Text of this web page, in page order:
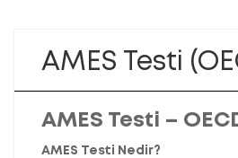
AMES Testi
AMES Testi –
AMES Testi Nedir?